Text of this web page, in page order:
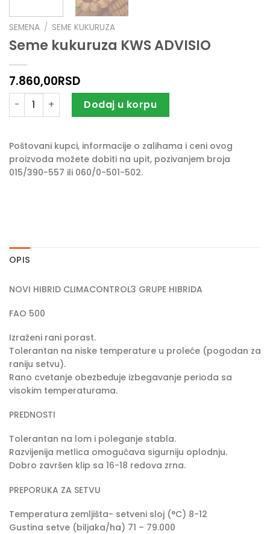
SEMENA / SEME KUKURUZA
Seme kukuruza KWS ADVISIO
7.860,00RSD
Seme kukuruza KWS ADVISIO količina
Dodaj u korpu
Poštovani kupci, informacije o zalihama i ceni ovog
proizvoda možete dobiti na upit, pozivanjem broja
015/390-557 ili 060/0-501-502.
OPIS
NOVI HIBRID CLIMACONTROL3 GRUPE HIBRIDA
FAO 500
Izraženi rani porast.
Tolerantan na niske temperature u proleće (pogodan za
raniju setvu).
Rano cvetanje obezbeđuje izbegavanje perioda sa
visokim temperaturama.
PREDNOSTI
Tolerantan na lom i poleganje stabla.
Razvijenija metlica omogućava sigurniju oplodnju.
Dobro završen klip sa 16-18 redova zrna.
PREPORUKA ZA SETVU
Temperatura zemljišta- setveni sloj (°C) 8-12
Gustina setve (biljaka/ha) 71 – 79.000